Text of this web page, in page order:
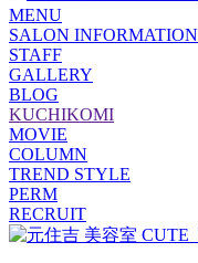
MENU
SALON INFORMATION
STAFF
GALLERY
BLOG
KUCHIKOMI
MOVIE
COLUMN
TREND STYLE
PERM
RECRUIT